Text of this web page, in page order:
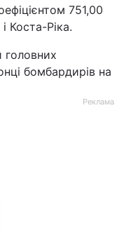
751,00
Коста-Ріка.
головних
бомбардирів на
Реклама